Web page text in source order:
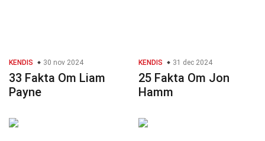
KENDIS 30 nov 2024
33 Fakta Om Liam
Payne
KENDIS 31 dec 2024
25 Fakta Om Jon
Hamm